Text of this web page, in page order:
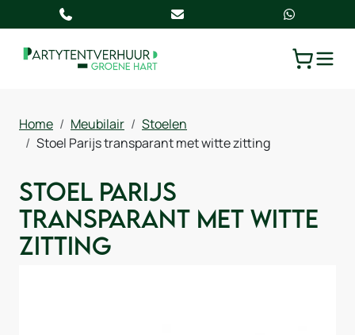
Home Meubilair
Stoelen
Stoel Parijs transparant met witte zitting
Stoel Parijs
transparant met witte
zitting